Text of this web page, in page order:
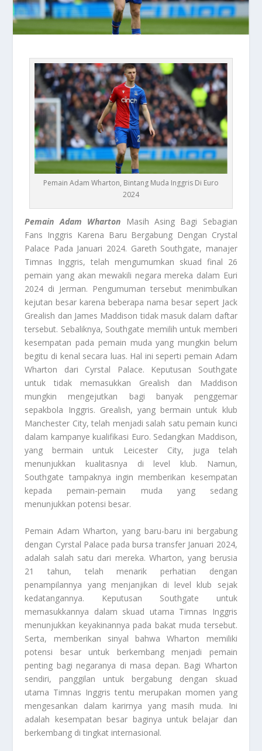
Pemain Adam Wharton, Bintang Muda Inggris Di Euro
2024
Pemain Adam Wharton Masih Asing Bagi Sebagian
Fans Inggris Karena Baru Bergabung Dengan Crystal
Palace Pada Januari 2024. Gareth Southgate, manajer
Timnas Inggris, telah mengumumkan skuad final 26
pemain yang akan mewakili negara mereka dalam Euri
2024 di Jerman. Pengumuman tersebut menimbulkan
kejutan besar karena beberapa nama besar sepert Jack
Grealish dan James Maddison tidak masuk dalam daftar
tersebut. Sebaliknya, Southgate memilih untuk memberi
kesempatan pada pemain muda yang mungkin belum
begitu di kenal secara luas. Hal ini seperti pemain Adam
Wharton dari Cyrstal Palace. Keputusan Southgate
untuk tidak memasukkan Grealish dan Maddison
mungkin mengejutkan bagi banyak penggemar
sepakbola Inggris. Grealish, yang bermain untuk klub
Manchester City, telah menjadi salah satu pemain kunci
dalam kampanye kualifikasi Euro. Sedangkan Maddison,
yang bermain untuk Leicester City, juga telah
menunjukkan kualitasnya di level klub. Namun,
Southgate tampaknya ingin memberikan kesempatan
kepada pemain-pemain muda yang sedang
menunjukkan potensi besar.
Pemain Adam Wharton, yang baru-baru ini bergabung
dengan Cyrstal Palace pada bursa transfer Januari 2024,
adalah salah satu dari mereka. Wharton, yang berusia
21 tahun, telah menarik perhatian dengan
penampilannya yang menjanjikan di level klub sejak
kedatangannya. Keputusan Southgate untuk
memasukkannya dalam skuad utama Timnas Inggris
menunjukkan keyakinannya pada bakat muda tersebut.
Serta, memberikan sinyal bahwa Wharton memiliki
potensi besar untuk berkembang menjadi pemain
penting bagi negaranya di masa depan. Bagi Wharton
sendiri, panggilan untuk bergabung dengan skuad
utama Timnas Inggris tentu merupakan momen yang
mengesankan dalam karirnya yang masih muda. Ini
adalah kesempatan besar baginya untuk belajar dan
berkembang di tingkat internasional.